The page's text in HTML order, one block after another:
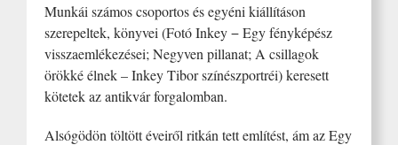
Munkái számos csoportos és egyéni kiállításon
szerepeltek, könyvei (Fotó Inkey − Egy fényképész
visszaemlékezései; Negyven pillanat; A csillagok
örökké élnek – Inkey Tibor színészportréi) keresett
kötetek az antikvár forgalomban.
Alsógödön töltött éveiről ritkán tett említést, ám az Egy